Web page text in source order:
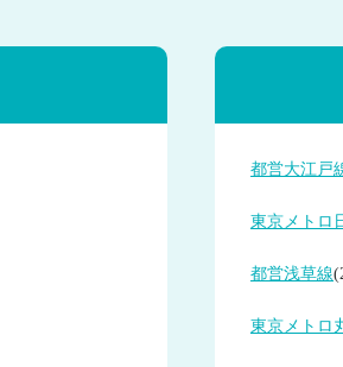
都営大江戸
東京メトロ
都営浅草線
東京メトロ